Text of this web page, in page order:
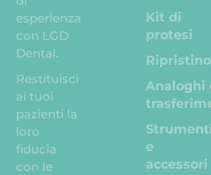
esperienza
con LGD
Dental.
Restituisci
ai tuoi
pazienti la
loro
fiducia
con le
Kit di
protesi
Ripristino
Analoghi
e
accessori